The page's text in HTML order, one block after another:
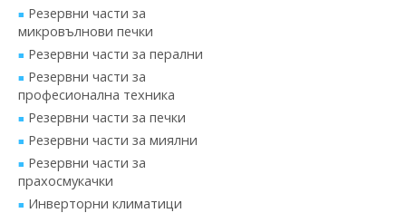
Резервни части за
микровълнови печки
Резервни части за перални
Резервни части за
професионална техника
Резервни части за печки
Резервни части за миялни
Резервни части за
прахосмукачки
Инверторни климатици